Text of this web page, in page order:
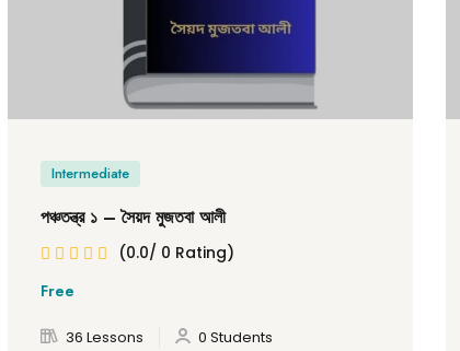
Intermediate
পঞ্চতন্ত্র ১ – সৈয়দ মুজতবা আলী
(0.0/ 0 Rating)
Free
36 Lessons 0 Students